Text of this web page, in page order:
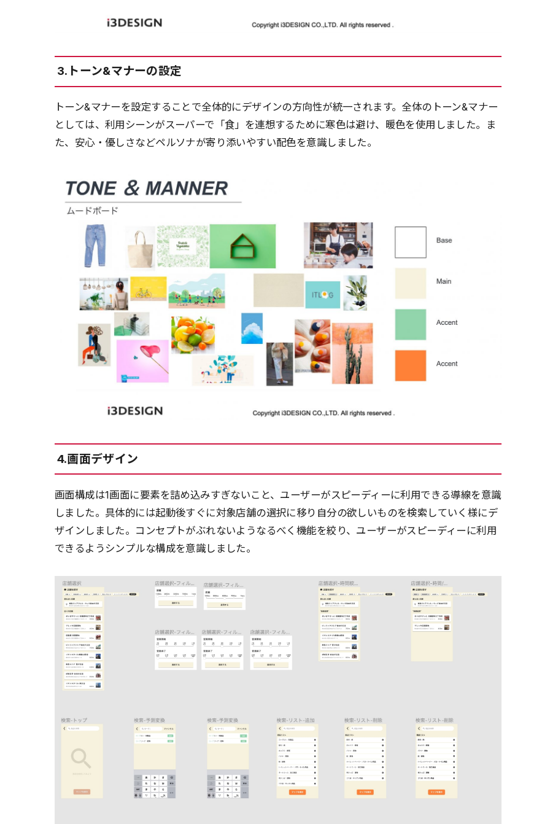
3.トーン&マナーの設定
トーン&マナーを設定することで全体的にデザインの方向性が統一されます。全体のトーン&マナー
としては、利用シーンがスーパーで「食」を連想するために寒色は避け、暖色を使用しました。ま
た、安心・優しさなどペルソナが寄り添いやすい配色を意識しました。
4.画面デザイン
画面構成は1画面に要素を詰め込みすぎないこと、ユーザーがスピーディーに利用できる導線を意識
しました。具体的には起動後すぐに対象店舗の選択に移り自分の欲しいものを検索していく様にデ
ザインしました。コンセプトがぶれないようなるべく機能を絞り、ユーザーがスピーディーに利用
できるようシンプルな構成を意識しました。